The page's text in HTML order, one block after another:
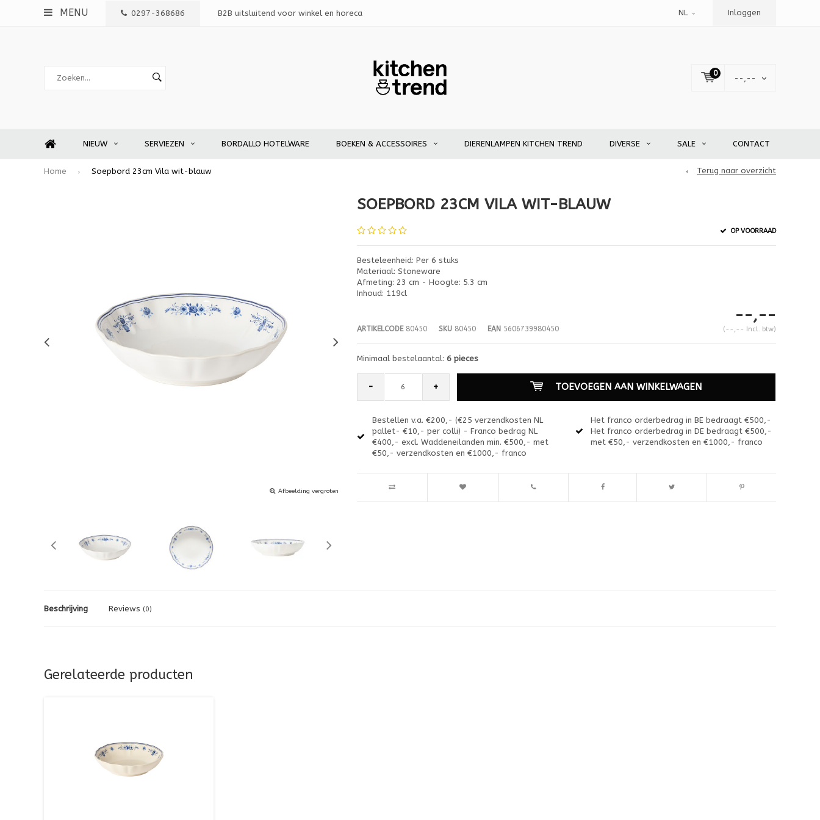
MENU 0297-368686 B2B uitsluitend voor winkel en horeca NL Inloggen
0
--,--
NIEUW SERVIEZEN BORDALLO HOTELWARE BOEKEN & ACCESSOIRES DIERENLAMPEN KITCHEN TREND DIVERSE SALE CONTACT
Home Soepbord 23cm Vila wit-blauw Terug naar overzicht
Afbeelding vergroten Afbeelding vergroten
SOEPBORD 23CM VILA WIT-BLAUW
OP VOORRAAD
Besteleenheid: Per 6 stuks
Materiaal: Stoneware
Afmeting: 23 cm - Hoogte: 5.3 cm
Inhoud: 119cl
ARTIKELCODE80450 SKU80450 EAN5606739980450
--,--
(--,-- Incl. btw)
Minimaal bestelaantal: 6 pieces
- + TOEVOEGEN AAN WINKELWAGEN
Bestellen v.a. €200,- (€25 verzendkosten NL
pallet- €10,- per colli) - Franco bedrag NL
€400,- excl. Waddeneilanden min. €500,- met
€50,- verzendkosten en €1000,- franco
Het franco orderbedrag in BE bedraagt €500,-
Het franco orderbedrag in DE bedraagt €500,-
met €50,- verzendkosten en €1000,- franco
Beschrijving Reviews (0)
Gerelateerde producten